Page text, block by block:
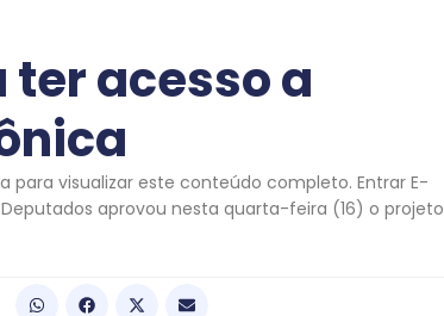
acesso a
para visualizar este conteúdo completo. Entrar E-
aprovou nesta quarta-feira (16) o projeto